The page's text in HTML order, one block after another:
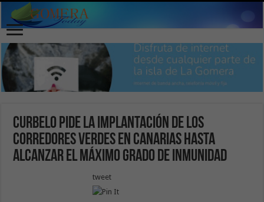
Curbelo pide la implantación de los
corredores verdes en Canarias hasta
alcanzar el máximo grado de inmunidad
tweet